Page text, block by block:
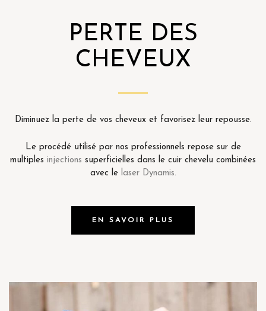
PERTE DES
CHEVEUX
Diminuez la perte de vos cheveux et favorisez leur repousse.
Le procédé utilisé par nos professionnels repose sur de
multiples injections superficielles dans le cuir chevelu combinées
avec le laser Dynamis.
EN SAVOIR PLUS